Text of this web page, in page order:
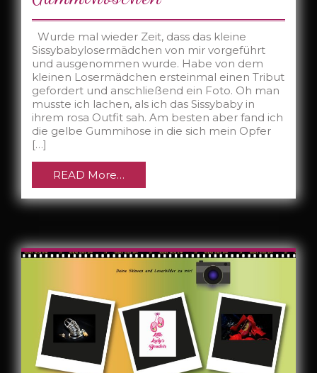
Wurde mal wieder Zeit, dass das kleine
Sissybabylosermädchen von mir vorgeführt
und ausgenommen wurde. Habe von dem
kleinen Losermädchen ersteinmal einen Tribut
gefordert und anschließend ein Foto. Oh man
musste ich lachen, als ich das Sissybaby in
ihrem rosa Outfit sah. Am besten aber fand ich
die gelbe Gummihose in die sich mein Opfer
[…]
READ More…